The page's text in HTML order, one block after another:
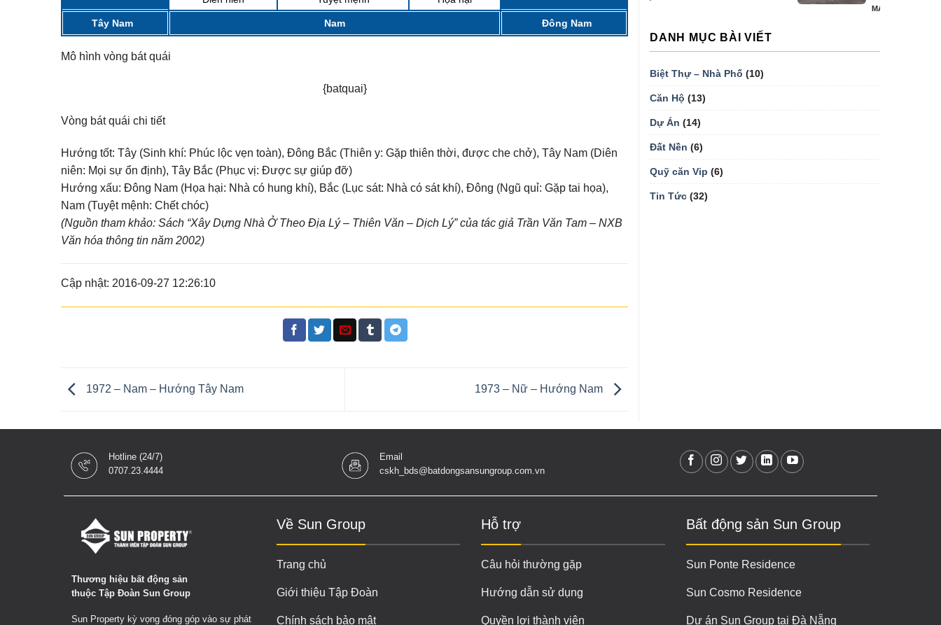
Tây Nam Nam Đông Nam
Mô hình vòng bát quái
{batquai}
Vòng bát quái chi tiết
Hướng tốt: Tây (Sinh khí: Phúc lộc vẹn toàn), Đông Bắc (Thiên y: Gặp thiên thời, được che chở), Tây Nam (Diên
niên: Mọi sự ổn định), Tây Bắc (Phục vị: Được sự giúp đỡ)
Hướng xấu: Đông Nam (Họa hại: Nhà có hung khí), Bắc (Lục sát: Nhà có sát khí), Đông (Ngũ quỉ: Gặp tai họa),
Nam (Tuyệt mệnh: Chết chóc)
(Nguồn tham khảo: Sách “Xây Dựng Nhà Ở Theo Địa Lý – Thiên Văn – Dịch Lý” của tác giả Trần Văn Tam – NXB
Văn hóa thông tin năm 2002)
Cập nhật: 2016-09-27 12:26:10
1972 – Nam – Hướng Tây Nam 1973 – Nữ – Hướng Nam
DANH MỤC BÀI VIẾT
Biệt Thự – Nhà Phố (10)
Căn Hộ (13)
Dự Án (14)
Đất Nền (6)
Quỹ căn Vip (6)
Tin Tức (32)
Hotline (24/7)
0707.23.4444
Email
cskh_bds@batdongsansungroup.com.vn
Thương hiệu bất động sản
thuộc Tập Đoàn Sun Group
Sun Property kỳ vọng đóng góp vào sự phát
Về Sun Group
Trang chủ
Giới thiệu Tập Đoàn
Chính sách bảo mật
Hỗ trợ
Câu hỏi thường gặp
Hướng dẫn sử dụng
Quyền lợi thành viên
Bất động sản Sun Group
Sun Ponte Residence
Sun Cosmo Residence
Dự án Sun Group tại Đà Nẵng